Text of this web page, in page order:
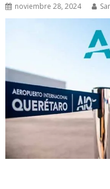
noviembre 28, 2024